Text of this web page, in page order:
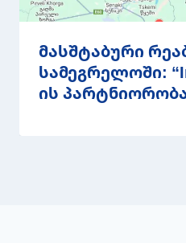
მასშტაბური
სამეგრელოში:
ის